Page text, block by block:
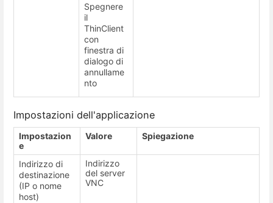
Spegnere
il
ThinClient
con
finestra di
dialogo di
annullame
nto
Impostazioni dell'applicazione
Impostazion
e
Valore Spiegazione
Indirizzo di
destinazione
(IP o nome
host)
Indirizzo
del server
VNC